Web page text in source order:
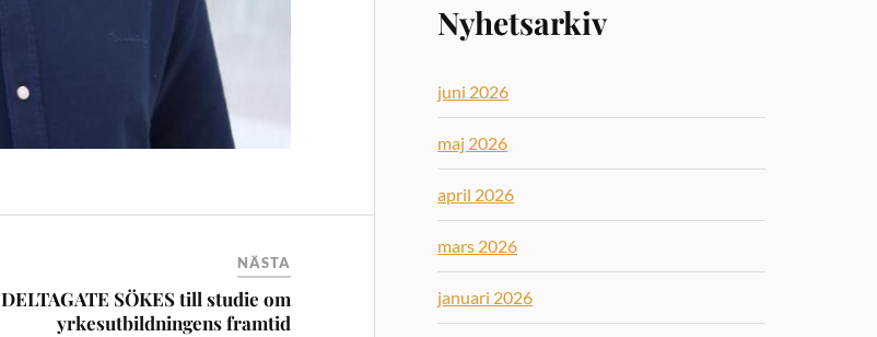
NÄSTA
DELTAGATE SÖKES till studie om
yrkesutbildningens framtid
Nyhetsarkiv
juni 2026
maj 2026
april 2026
mars 2026
januari 2026